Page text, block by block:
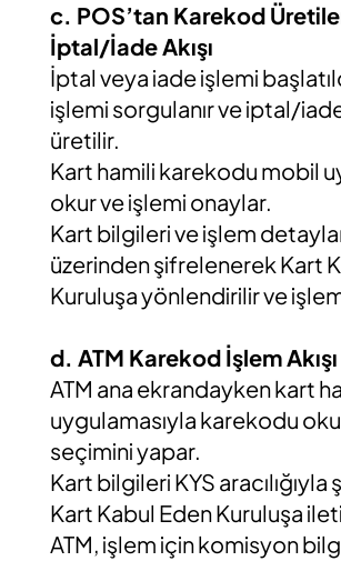
c. POS’tan Karekod
İptal/İade Akışı
İptal veya iade işlemi
işlemi sorgulanır ve iptal/
üretilir.
Kart hamili karekodu mobil
okur ve işlemi onaylar.
Kart bilgileri ve işlem
üzerinden şifrelenerek Kart
Kuruluşa yönlendirilir ve
d. ATM Karekod İşlem Akışı
ATM ana ekrandayken kart
uygulamasıyla karekodu
seçimini yapar.
Kart bilgileri KYS
Kart Kabul Eden Kuruluşa
ATM, işlem için komisyon